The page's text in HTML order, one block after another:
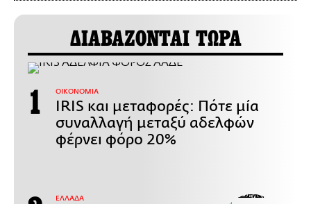
ΔΙΑΒΑΖΟΝΤΑΙ ΤΩΡΑ
ΟΙΚΟΝΟΜΙΑ
IRIS και μεταφορές: Πότε μία
συναλλαγή μεταξύ αδελφών
φέρνει φόρο 20%
ΕΛΛΑΔΑ